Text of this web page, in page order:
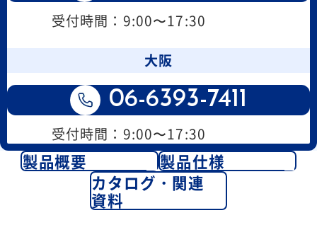
受付時間：9:00〜17:30
大阪
06-6393-7411
受付時間：9:00〜17:30
製品概要
製品仕様
カタログ・関連
資料